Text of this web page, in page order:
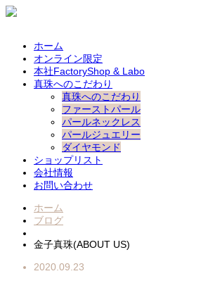
ホーム
オンライン限定
本社FactoryShop & Labo
真珠へのこだわり
真珠へのこだわり
ファーストパール
パールネックレス
パールジュエリー
ダイヤモンド
ショップリスト
会社情報
お問い合わせ
ホーム
ブログ
金子真珠(ABOUT US)
2020.09.23